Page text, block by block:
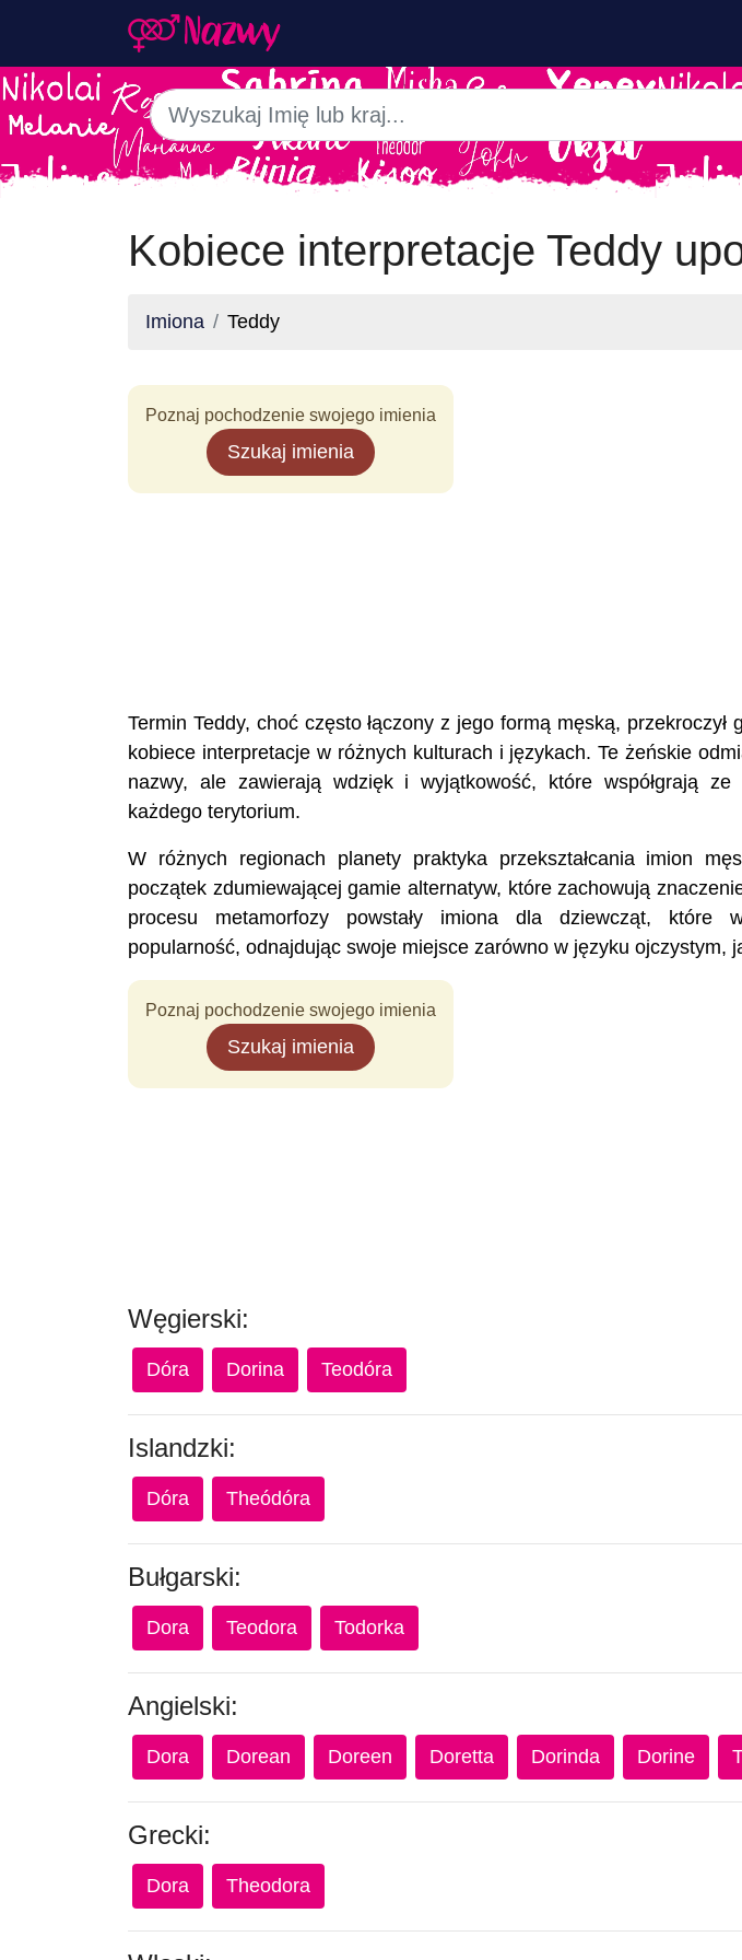
Kobiece interpretacje Teddy
Imiona Teddy
Poznaj pochodzenie swojego imienia
Szukaj imienia
Termin Teddy, choć często łączony z jego formą męską, przekroczył
kobiece interpretacje w różnych kulturach i językach. Te żeńskie
nazwy, ale zawierają wdzięk i wyjątkowość, które współgrają
każdego terytorium.
W różnych regionach planety praktyka przekształcania imion
początek zdumiewającej gamie alternatyw, które zachowują
procesu metamorfozy powstały imiona dla dziewcząt, które
popularność, odnajdując swoje miejsce zarówno w języku ojczystym,
Poznaj pochodzenie swojego imienia
Szukaj imienia
Węgierski:
Dóra Dorina Teodóra
Islandzki:
Dóra Theódóra
Bułgarski:
Dora Teodora Todorka
Angielski:
Dora Dorean Doreen Doretta Dorinda Dorine
Grecki:
Dora Theodora